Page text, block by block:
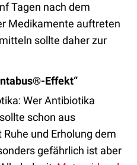
Tagen nach dem
Medikamente auftreten
sollte daher zur
Effekt“
Wer Antibiotika
schon aus
und Erholung dem
gefährlich ist aber